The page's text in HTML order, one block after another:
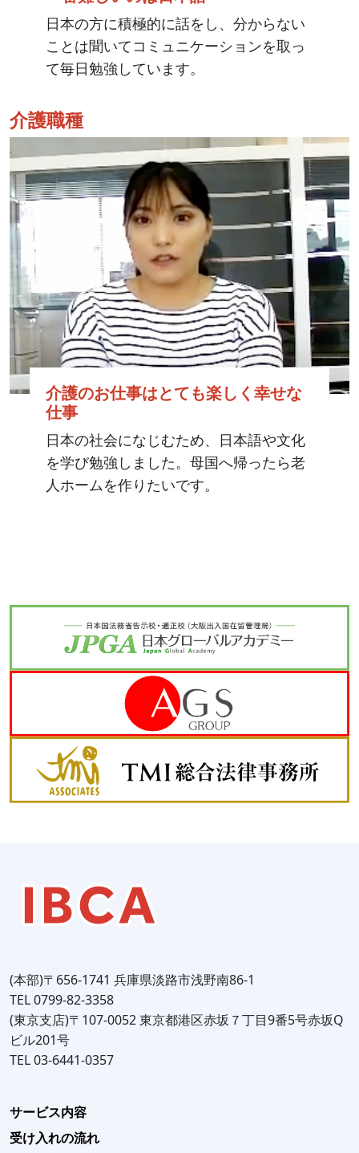
日本の方に積極的に話をし、分からない
ことは聞いてコミュニケーションを取っ
て毎日勉強しています。
介護職種
介護のお仕事はとても楽しく幸せな
仕事
日本の社会になじむため、日本語や文化
を学び勉強しました。母国へ帰ったら老
人ホームを作りたいです。
(本部)〒656-1741 兵庫県淡路市浅野南86-1
TEL 0799-82-3358
(東京支店)〒107-0052 東京都港区赤坂７丁目9番5号赤坂Q
ビル201号
TEL 03-6441-0357
サービス内容
受け入れの流れ